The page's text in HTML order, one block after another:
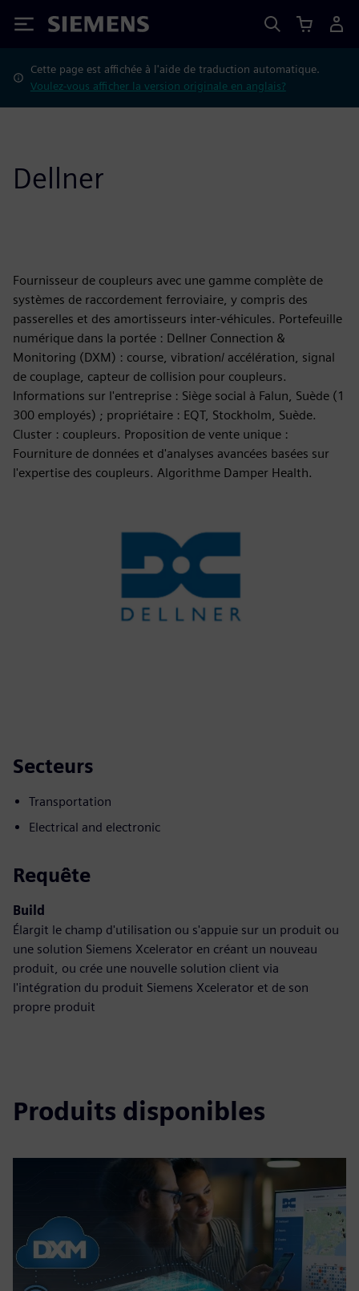
Siemens
Cette page est affichée à l'aide de traduction automatique.
Voulez-vous afficher la version originale en anglais?
Dellner
Fournisseur de coupleurs avec une gamme complète de
systèmes de raccordement ferroviaire, y compris des
passerelles et des amortisseurs inter-véhicules. Portefeuille
numérique dans la portée : Dellner Connection &
Monitoring (DXM) : course, vibration/ accélération, signal
de couplage, capteur de collision pour coupleurs.
Informations sur l'entreprise : Siège social à Falun, Suède (1
300 employés) ; propriétaire : EQT, Stockholm, Suède.
Cluster : coupleurs. Proposition de vente unique :
Fourniture de données et d'analyses avancées basées sur
l'expertise des coupleurs. Algorithme Damper Health.
Secteurs
Transportation
Electrical and electronic
Requête
Build
Élargit le champ d'utilisation ou s'appuie sur un produit ou
une solution Siemens Xcelerator en créant un nouveau
produit, ou crée une nouvelle solution client via
l'intégration du produit Siemens Xcelerator et de son
propre produit
Produits disponibles